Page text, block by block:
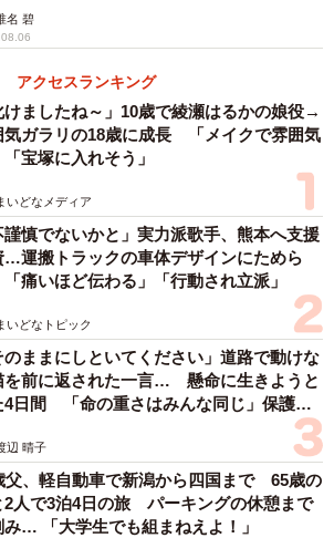
アート作品でした
よいわき）駅の付近に設置されてい
というもの。
観光物産協会の担当者によると、この
したのは２０１１年。西予市のシンボ
をモチーフにした催し “宇和れんげま
め、東京・武蔵野美術大学の教授・
「わらアートチーム」と、地域住民た
れたものだといいます。
農地で作られている酒米のわらが使用
月になると宇和町岩木地区の住民約１
くり替えが行われます。ちなみに、そ
て変わることもあるそう。
名 碧
アクセスランキング
けましたね～」10歳で綾瀬はるかの娘役→
気ガラリの18歳に成長 「メイクで雰囲気
宝塚に入れそう」
いどなメディア
謹慎でないかと」実力派歌手、熊本へ支援
…運搬トラックの車体デザインにためら
痛いほど伝わる」「行動され立派」
いどなトピック
のままにしといてください」道路で動けな
を前に返された一言… 懸命に生きようと
4日間 「命の重さはみんな同じ」保護団
辺 晴子
父、軽自動車で新潟から四国まで 65歳の
2人で3泊4日の旅 パーキングの休憩まで
み… 「大学生でも組まねえよ！」